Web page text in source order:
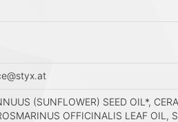
(SUNFLOWER) SEED OIL*,
OFFICINALIS LEAF OIL,